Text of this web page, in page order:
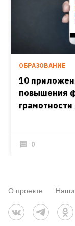
ОБРАЗОВАНИЕ
10
повышения
0
О проекте Наши